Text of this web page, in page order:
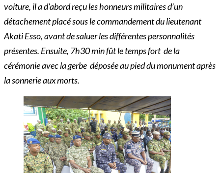
voiture, il a d’abord reçu les honneurs militaires d’un
détachement placé sous le commandement du lieutenant
Akati Esso, avant de saluer les différentes personnalités
présentes. Ensuite, 7h30 min fût le temps fort de la
cérémonie avec la gerbe déposée au pied du monument après
la sonnerieaux morts.